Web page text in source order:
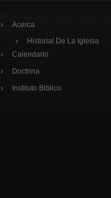
Acerca
Historial De La Iglesia
Calendario
Doctrina
Instituto Biblico